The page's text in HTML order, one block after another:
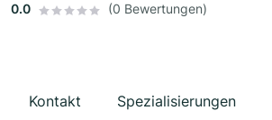
0.0
(0 Bewertungen)
Kontakt Spezialisierungen